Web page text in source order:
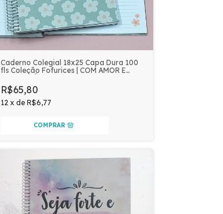
Caderno Colegial 18x25 Capa Dura 100
fls Coleção Fofurices | COM AMOR E
R$65,80
12 x de R$6,77